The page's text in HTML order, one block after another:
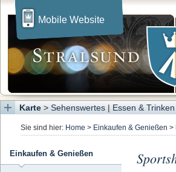
Mobile Website
Karte > Sehenswertes | Essen & Trinken
Sie sind hier: Home > Einkaufen & Genießen >
Einkaufen & Genießen